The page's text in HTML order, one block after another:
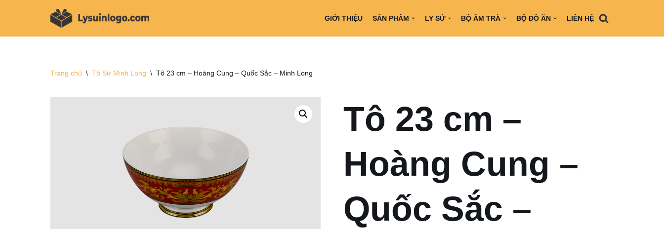
GIỚI THIỆU SẢN PHẨM LY SỨ BỘ ẤM TRÀ BỘ ĐỒ ĂN LIÊN HỆ
Trang chủ \ Tô Sứ Minh Long \ Tô 23 cm – Hoàng Cung – Quốc Sắc – Minh Long
Tô 23 cm –
Hoàng Cung –
Quốc Sắc –